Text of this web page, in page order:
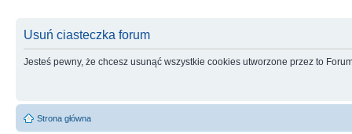
Usuń ciasteczka forum
Jesteś pewny, że chcesz usunąć wszystkie cookies utworzone przez to
Strona główna